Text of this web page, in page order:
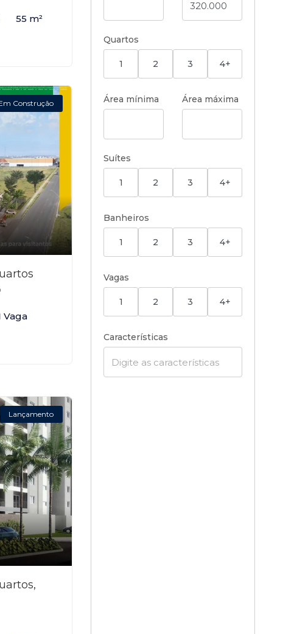
55 m²
Construção
Vaga
Lançamento
Quartos
1 2 3 4+
Área mínima Área máxima
Suítes
1 2 3 4+
Banheiros
1 2 3 4+
Vagas
1 2 3 4+
Características